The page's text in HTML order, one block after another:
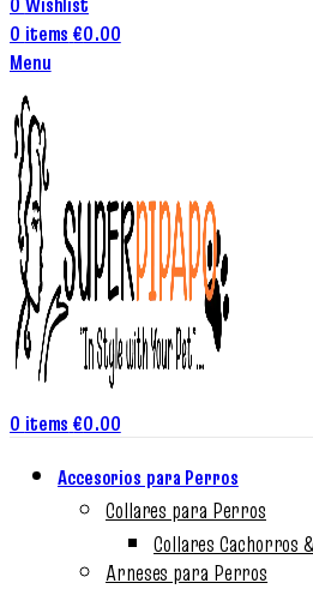
0 items €0.00
Menu
0 items €0.00
Accesorios para Perros
Collares para Perros
Collares Cachorros
Arneses para Perros